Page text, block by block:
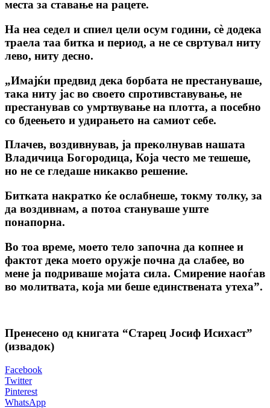
места за ставање на рацете.
На неа седел и спиел цели осум години, сѐ додека
траела таа битка и период, а не се свртувал ниту
лево, ниту десно.
„Имајќи предвид дека борбата не престануваше,
така ниту jac во своето спротивставување, не
престанував co умртвување на плотта, а посебно
co бдеењето и удирањето на самиот себе.
Плачев, воздивнував, ja преколнував нашата
Владичица Богородица, Која често ме тешеше,
но не се гледаше никакво решение.
Битката накратко ќе ослабнеше, токму толку, за
да воздивнам, а потоа стануваше уште
понапорна.
Во тоа време, моето тело започна да копнее и
фактот дека моето оружје почна да слабее, во
мене ја подриваше мојата сила. Смирение наоѓав
во молитвата, која ми беше единствената утеха”.
Пренесено од книгата “Старец Јосиф Исихаст”
(извадок)
Facebook
Twitter
Pinterest
WhatsApp